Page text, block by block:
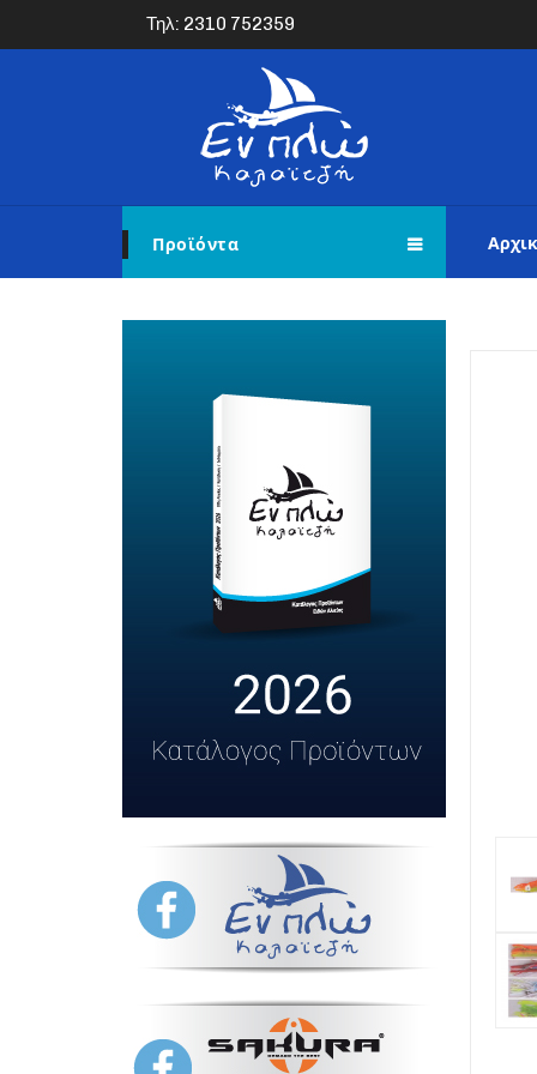
Τηλ: 2310 752359
Προϊόντα